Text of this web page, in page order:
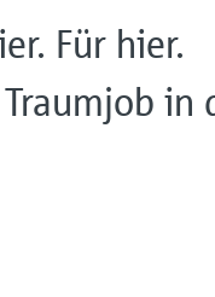
Für hier.
in